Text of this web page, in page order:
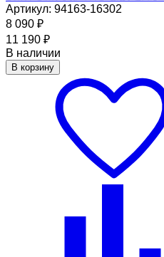
Артикул: 94163-16302
8 090 ₽
11 190 ₽
В наличии
В корзину